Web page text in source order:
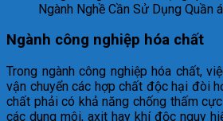
Ngành Nghề Cần Sử Dụng Quần
Ngành công nghiệp hóa chất
Trong ngành công nghiệp hóa chất,
vận chuyển các hợp chất độc hại đòi
chất phải có khả năng chống thấm
các dung môi, axit hay khí độc nguy